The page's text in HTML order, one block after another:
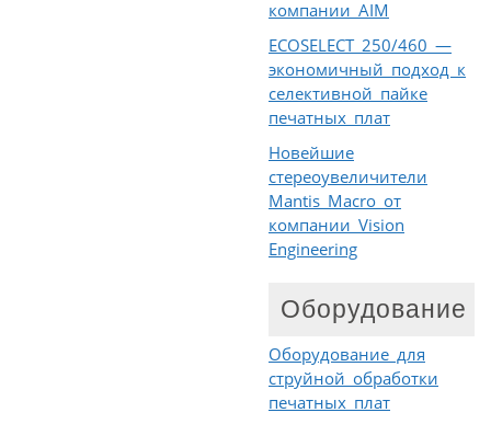
компании AIM
ECOSELECT 250/460 —
экономичный подход к
селективной пайке
печатных плат
Новейшие
стереоувеличители
Mantis Macro от
компании Vision
Engineering
Оборудование
Оборудование для
струйной обработки
печатных плат